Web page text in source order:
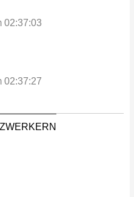
02:37:03
02:37:27